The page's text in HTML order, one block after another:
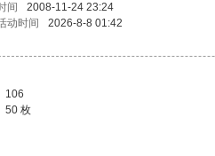
间
2008-11-24 23:24
动时间
2026-8-8 01:42
106
50 枚